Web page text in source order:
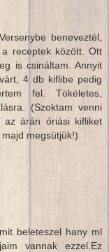
beneveztél,
receptek között. Ott
is csináltam. Annyit
4 db kiflibe pedig
fel. Tökéletes,
(Szoktam venni
az árán óriási kifliket
megsütjük!)
beleteszel hany ml
vannak ezzel.Ez